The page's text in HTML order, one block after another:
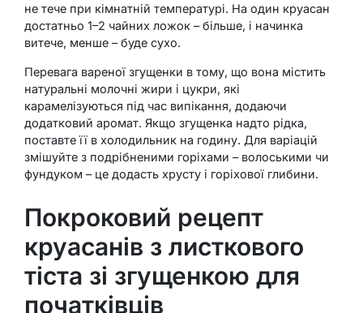
не тече при кімнатній температурі. На один круасан
достатньо 1–2 чайних ложок – більше, і начинка
витече, менше – буде сухо.
Перевага вареної згущенки в тому, що вона містить
натуральні молочні жири і цукри, які
карамелізуються під час випікання, додаючи
додатковий аромат. Якщо згущенка надто рідка,
поставте її в холодильник на годину. Для варіацій
змішуйте з подрібненими горіхами – волоськими чи
фундуком – це додасть хрусту і горіхової глибини.
Покроковий рецепт
круасанів з листкового
тіста зі згущенкою для
початківців